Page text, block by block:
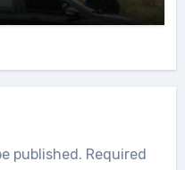
published. Required